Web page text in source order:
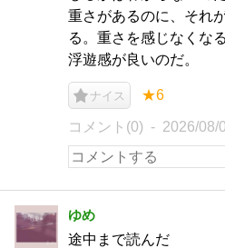
重さがあるのに、それ
る。重さを感じなくな
浮遊感が良いのだ。
ナイス ★6
コメント(0) 2026/08/
ゆめ
途中まで読んだ